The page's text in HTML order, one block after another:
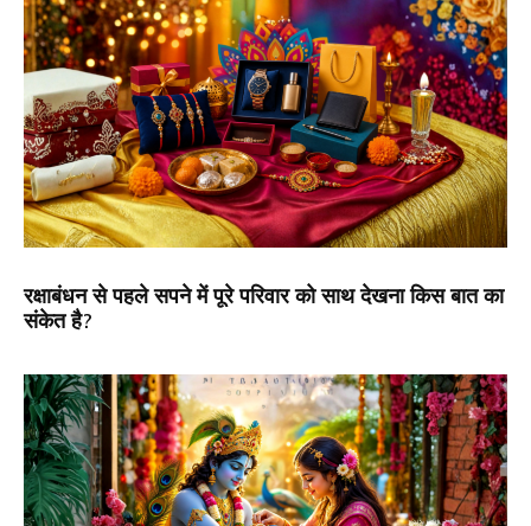
रक्षाबंधन से पहले सपने में पूरे परिवार को साथ देखना किस बात का
संकेत है?